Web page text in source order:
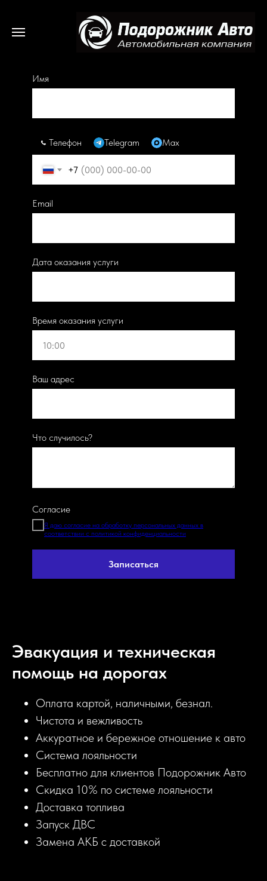
Имя
Телефон Telegram Max
+7
Email
Дата оказания услуги
Время оказания услуги
Ваш адрес
Что случилось?
Согласие
Я даю согласие на обработку персональных данных в
соответствии с политикой конфиденциальности
Записаться
Эвакуация и техническая
помощь на дорогах
Оплата картой, наличными, безнал.
Чистота и вежливость
Аккуратное и бережное отношение к авто
Система лояльности
Бесплатно для клиентов Подорожник Авто
Скидка 10% по системе лояльности
Доставка топлива
Запуск ДВС
Замена АКБ с доставкой